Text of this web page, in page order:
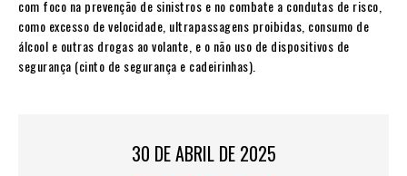
com foco na prevenção de sinistros e no combate a condutas de risco,
como excesso de velocidade, ultrapassagens proibidas, consumo de
álcool e outras drogas ao volante, e o não uso de dispositivos de
segurança (cinto de segurança e cadeirinhas).
30 DE ABRIL DE 2025